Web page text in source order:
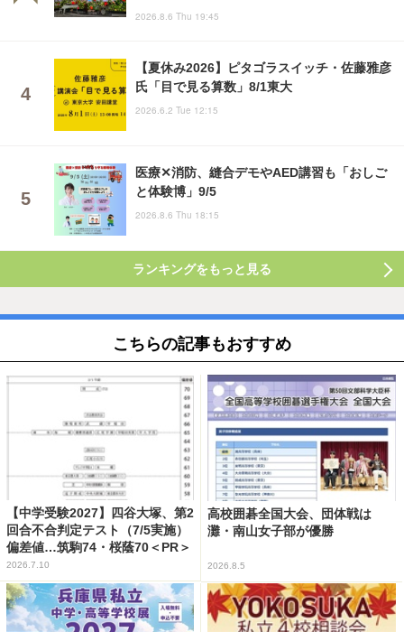
2026.8.6 Thu 19:45
【夏休み2026】ピタゴラスイッチ・佐藤雅彦
氏「目で見る算数」8/1東大
2026.6.2 Tue 12:15
医療✕消防、縫合デモやAED講習も「おしご
と体験博」9/5
2026.8.6 Thu 18:15
ランキングをもっと見る
こちらの記事もおすすめ
【中学受験2027】四谷大塚、第2
回合不合判定テスト（7/5実施）
偏差値…筑駒74・桜蔭70＜PR＞
2026.7.10
高校囲碁全国大会、団体戦は
灘・南山女子部が優勝
2026.8.5